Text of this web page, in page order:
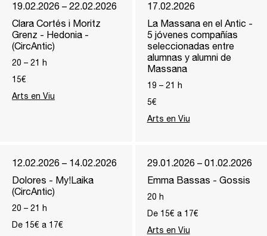
19.02.2026 – 22.02.2026
Clara Cortés i Moritz
Grenz - Hedonia -
(CircAntic)
20 – 21
h
15€
Arts en Viu
17.02.2026
La Massana en el Antic -
5 jóvenes compañías
seleccionadas entre
alumnas y alumni de
Massana
19 – 21
h
5€
Arts en Viu
12.02.2026 – 14.02.2026
Dolores - My!Laika
(CircAntic)
20 – 21
h
De 15€ a 17€
29.01.2026 – 01.02.2026
Emma Bassas - Gossis
20 h
De 15€ a 17€
Arts en Viu